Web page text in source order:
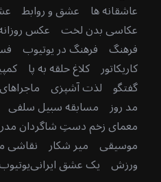
عاشقانه ها عشق و روابط
عکاسی بدن لخت عکس
فرهنگ فرهنگ در یوتیوب
کاریکاتور کلاغ حلقه به پا
گفتگو لذت آشپزی
مد روز مسابقه سبیل سلفی
معمای زخم دستِ شاگردان
موسیقی میر شکار نقاشی
ورزش یک عشق ایرانی